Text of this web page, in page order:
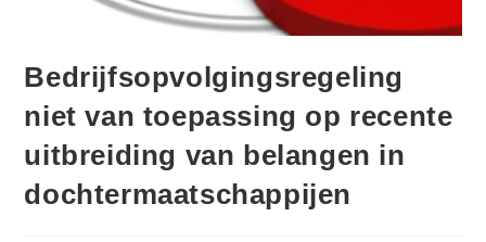
Bedrijfsopvolgingsregeling
niet van toepassing op recente
uitbreiding van belangen in
dochtermaatschappijen